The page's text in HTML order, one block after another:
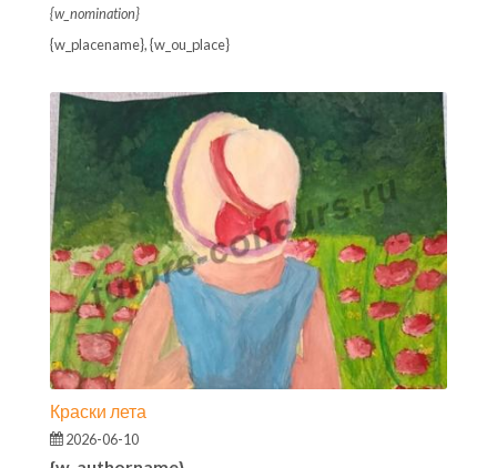
{w_nomination}
{w_placename}, {w_ou_place}
Краски лета
2026-06-10